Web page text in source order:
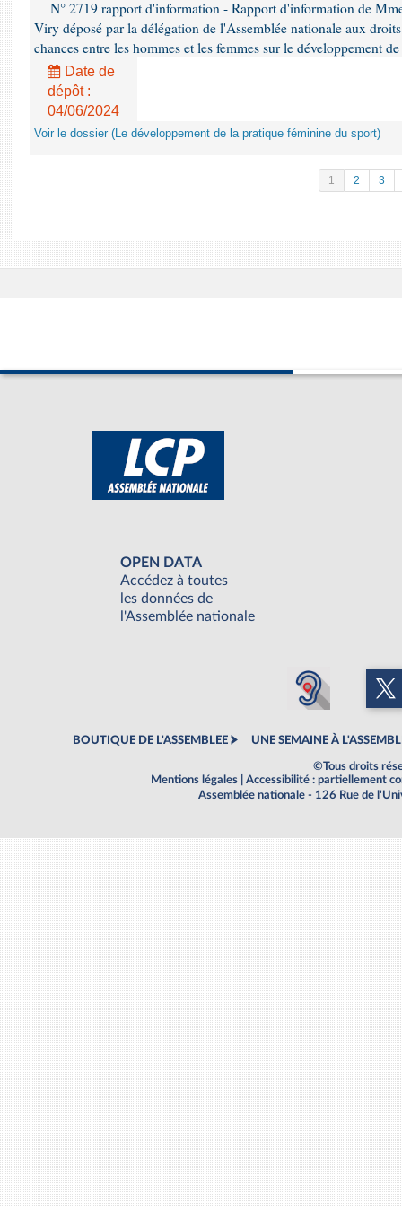
N° 2719 rapport d'information - Rapport d'information de
Viry déposé par la délégation de l'Assemblée nationale aux
chances entre les hommes et les femmes sur le développement
Date de
dépôt :
04/06/2024
Voir le dossier (Le développement de la pratique féminine du sport)
1 2 3
OPEN DATA
Accédez à toutes
les données de
l'Assemblée nationale
BOUTIQUE DE L'ASSEMBLEE UNE SEMAINE À
©Tous droits
Mentions légales
Accessibilité : partiellement
Assemblée nationale - 126 Rue de